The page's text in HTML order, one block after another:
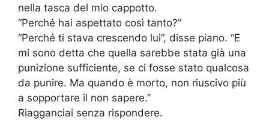
nella tasca del mio cappotto.
“Perché hai aspettato così tanto?”
“Perché ti stava crescendo lui”, disse piano. “E
mi sono detta che quella sarebbe stata già una
punizione sufficiente, se ci fosse stato qualcosa
da punire. Ma quando è morto, non riuscivo più
a sopportare il non sapere.”
Riagganciai senza rispondere.